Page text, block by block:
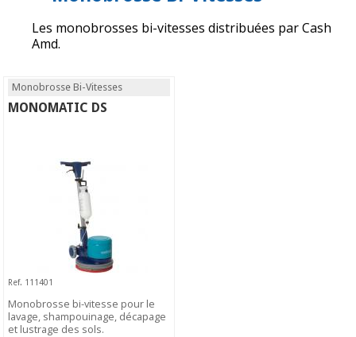
Les monobrosses bi-vitesses distribuées par Cash
Amd.
Monobrosse Bi-Vitesses
MONOMATIC DS
Ref. 111401
Monobrosse bi-vitesse pour le
lavage, shampouinage, décapage
et lustrage des sols.